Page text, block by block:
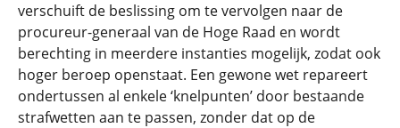
verschuift de beslissing om te vervolgen naar de
procureur-generaal van de Hoge Raad en wordt
berechting in meerdere instanties mogelijk, zodat ook
hoger beroep openstaat. Een gewone wet repareert
ondertussen al enkele ‘knelpunten’ door bestaande
strafwetten aan te passen, zonder dat op de